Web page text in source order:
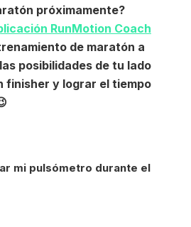
próximamente?
RunMotion Coach
de maratón a
posibilidades de tu lado
finisher y lograr el tiempo
mi pulsómetro durante el